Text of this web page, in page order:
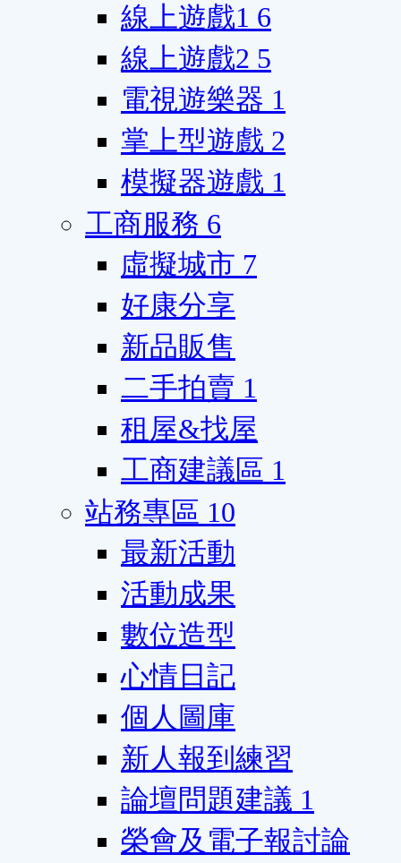
線上遊戲1 6
線上遊戲2 5
電視遊樂器 1
掌上型遊戲 2
模擬器遊戲 1
工商服務 6
虛擬城市 7
好康分享
新品販售
二手拍賣 1
租屋&找屋
工商建議區 1
站務專區 10
最新活動
活動成果
數位造型
心情日記
個人圖庫
新人報到練習
論壇問題建議 1
榮會及電子報討論